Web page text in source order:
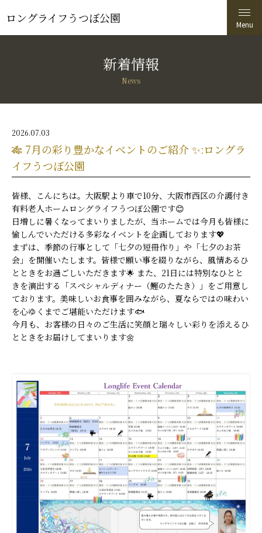
ロングライフうつぼ公園
新着情報
News
2026.07.03
🎋 7月の彩り豊かなイベントのご紹介 ✨:ロングラ
イフうつぼ公園
皆様、こんにちは。大阪駅より車で10分、大阪市西区の介護付き
有料老人ホームロングライフうつぼ公園です😊
日増しに暑くなってまいりましたが、当ホームでは今月も皆様に
愉しんでいただける多彩なイベントを企画しております💖
まずは、季節の行事として「七夕の短冊作り」や「七夕のお茶
会」を開催いたします。皆様で願い事を綴りながら、風情あるひ
とときをお過ごしいただきます🌟 また、21日には特別なひとと
きを演出する「スペシャルディナー（鰹のたたき）」をご用意し
ております。美味しいお食事を囲みながら、夏ならではの味わい
を心ゆくまでご堪能いただけます🐟
今月も、お客様の日々のご生活に笑顔と瑞々しい彩りを添えるひ
とときをお届けしてまいります🌼